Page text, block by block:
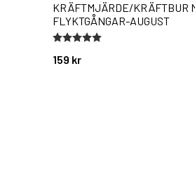
KRÄFTMJÄRDE/KRÄFTBUR
FLYKTGÅNGAR-AUGUST
159 kr
Betyg:
5.0 utav 5 stjärnor